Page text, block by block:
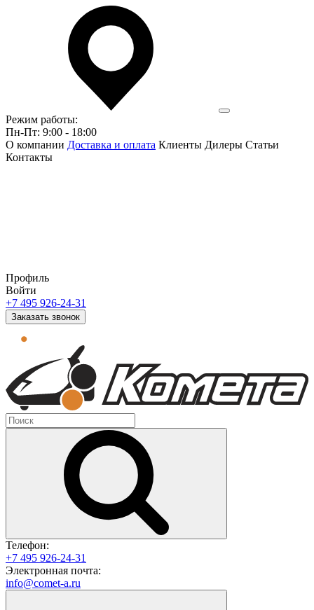
Режим работы:
Пн-Пт: 9:00 - 18:00
О компании Доставка и оплата Клиенты Дилеры Статьи
Контакты
Профиль
Войти
+7 495 926-24-31
Заказать звонок
Телефон:
+7 495 926-24-31
Электронная почта:
info@comet-a.ru